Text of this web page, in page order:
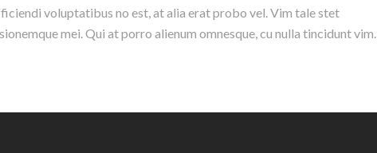
voluptatibus no est, at alia erat probo vel. Vim tale stet
mei. Qui at porro alienum omnesque, cu nulla tincidunt vim.